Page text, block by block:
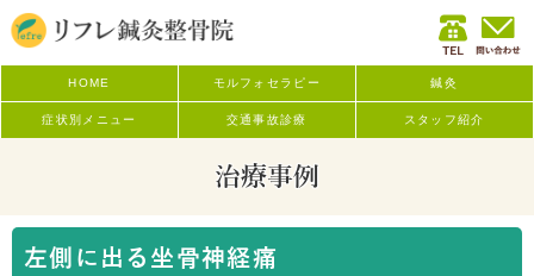
HOME モルフォセラピー 鍼灸
症状別メニュー 交通事故診療 スタッフ紹介
治療事例
左側に出る坐骨神経痛